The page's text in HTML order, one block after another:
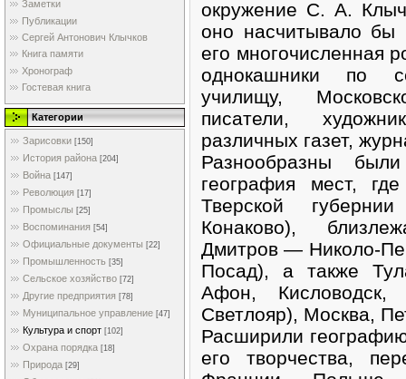
Заметки
Публикации
Сергей Антонович Клычков
Книга памяти
Хронограф
Гостевая книга
Категории
Зарисовки [150]
История района [204]
Война [147]
Революция [17]
Промыслы [25]
Воспоминания [54]
Официальные документы [22]
Промышленность [35]
Сельское хозяйство [72]
Другие предприятия [78]
Муниципальное управление [47]
Культура и спорт [102]
Охрана порядка [18]
Природа [29]
окружение С. А.
оно насчитывало
его многочисленная
однокашники по
училищу,
писатели,
различных газет,
Разнообразны
география мест,
Тверской
Конаково),
Дмитров — Николо-
Посад), а также
Афон, Кисловодск,
Светлояр), Москва,
Расширили
его творчества,